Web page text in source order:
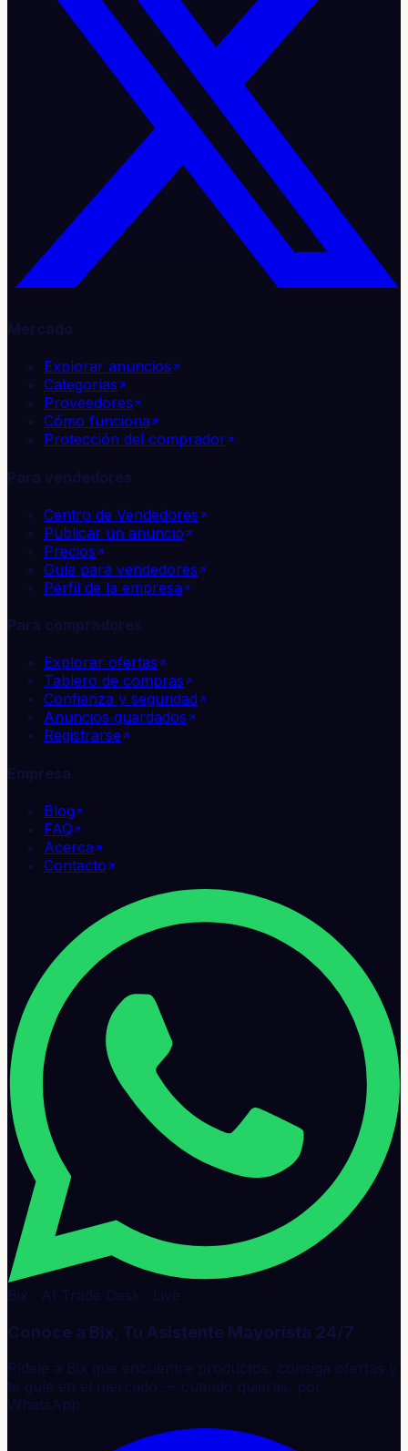
Mercado
Explorar anuncios
Categorías
Proveedores
Cómo funciona
Protección del comprador
Para vendedores
Centro de Vendedores
Publicar un anuncio
Precios
Guía para vendedores
Perfil de la empresa
Para compradores
Explorar ofertas
Tablero de compras
Confianza y seguridad
Anuncios guardados
Registrarse
Empresa
Blog
FAQ
Acerca
Contacto
Bix · AI Trade Desk · Live
Conoce a Bix, Tu Asistente Mayorista 24/7
Pídele a Bix que encuentre productos, consiga ofertas y
te guíe en el mercado — cuando quieras, por
WhatsApp.